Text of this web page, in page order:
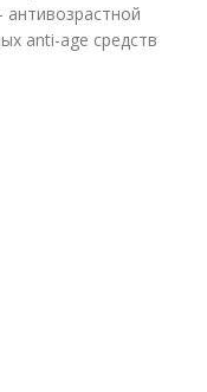
anti-age средств